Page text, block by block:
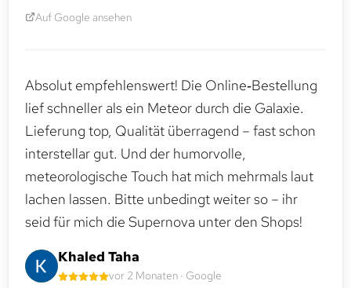
Auf Google ansehen
Absolut empfehlenswert! Die Online‑Bestellung
lief schneller als ein Meteor durch die Galaxie.
Lieferung top, Qualität überragend – fast schon
interstellar gut. Und der humorvolle,
meteorologische Touch hat mich mehrmals laut
lachen lassen. Bitte unbedingt weiter so – ihr
seid für mich die Supernova unter den Shops!
Khaled Taha
vor 2 Monaten · Google